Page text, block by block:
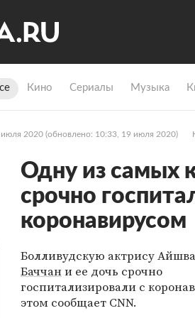
Кино Сериалы Музыка
июля 2020 (обновлено: 10:33, 19 июля 2020)
Одну из самых
срочно
коронавирусом
Болливудскую актрису
Баччани ее дочь срочно
госпитализировали с
этом сообщает CNN.